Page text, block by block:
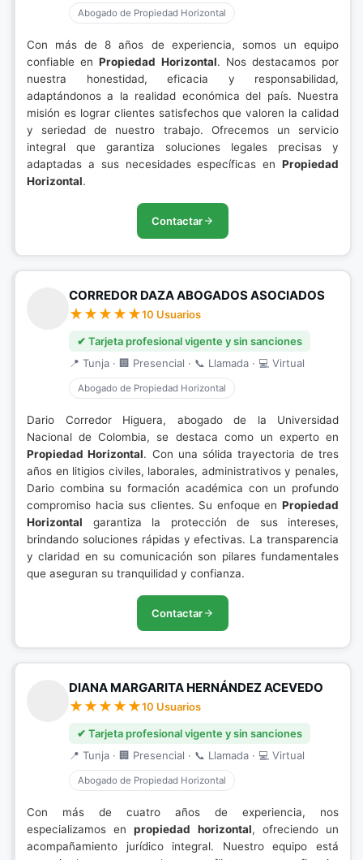
Abogado de Propiedad Horizontal
Con más de 8 años de experiencia, somos un equipo
confiable enPropiedad Horizontal. Nos destacamos por
nuestra honestidad, eficacia y responsabilidad,
adaptándonos a la realidad económica del país. Nuestra
misión es lograr clientes satisfechos que valoren la calidad
y seriedad de nuestro trabajo. Ofrecemos un servicio
integral que garantiza soluciones legales precisas y
adaptadas a sus necesidades específicas en Propiedad
Horizontal.
Contactar
CORREDOR DAZA ABOGADOS ASOCIADOS
10 Usuarios
✔ Tarjeta profesional vigente y sin sanciones
📍 Tunja · 🏢 Presencial · 📞 Llamada · 💻 Virtual
Abogado de Propiedad Horizontal
Dario Corredor Higuera, abogado de la Universidad
Nacional de Colombia, se destaca como un experto en
Propiedad Horizontal. Con una sólida trayectoria de tres
años en litigios civiles, laborales, administrativos y penales,
Dario combina su formación académica con un profundo
compromiso hacia sus clientes. Su enfoque en Propiedad
Horizontal garantiza la protección de sus intereses,
brindando soluciones rápidas y efectivas. La transparencia
y claridad en su comunicación son pilares fundamentales
que aseguran su tranquilidad y confianza.
Contactar
DIANA MARGARITA HERNÁNDEZ ACEVEDO
10 Usuarios
✔ Tarjeta profesional vigente y sin sanciones
📍 Tunja · 🏢 Presencial · 📞 Llamada · 💻 Virtual
Abogado de Propiedad Horizontal
Con más de cuatro años de experiencia, nos
especializamos enpropiedad horizontal, ofreciendo un
acompañamiento jurídico integral. Nuestro equipo está